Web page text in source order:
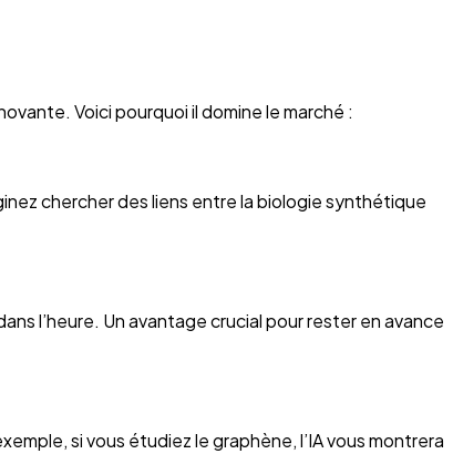
Voici pourquoi il domine le marché :
chercher des liens entre la biologie synthétique
l’heure. Un avantage crucial pour rester en avance
si vous étudiez le graphène, l’IA vous montrera